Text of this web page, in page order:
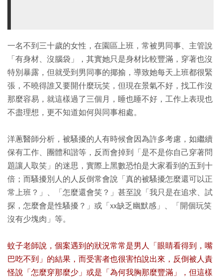
一名不到三十歲的女性，在園區上班，常被男同事、主管說
「有身材、沒腦袋」，其實她只是身材比較豐滿，穿著也沒
特別暴露，但就受到男同事的揶揄，導致她每天上班都很緊
張，不曉得誰又要開什麼玩笑，但現在景氣不好，找工作沒
那麼容易，就這樣過了三個月，睡也睡不好，工作上表現也
不盡理想，更不知道如何與同事相處。
洋蔥醫師分析，被騷擾的人有時候會因為許多考慮，如繼續
保有工作、團體和諧等，反而會掉到「是不是你自己穿著問
題讓人取笑」的迷思，實際上黑數恐怕是大家看到的五到十
倍；而騷擾別人的人反倒常會說「真的被騷擾怎麼還可以正
常上班？」、「怎麼還會笑？」甚至說「我只是在追求、試
探，怎麼會是性騷擾？」或「xx缺乏幽默感」、「開個玩笑
沒有少塊肉」等。
蚊子老師說，個案遇到的狀況常常是男人「眼睛看得到，嘴
巴吃不到」的結果，而受害者也很害怕說出來，反倒被人責
怪說「怎麼穿那麼少」或是「為何我胸那麼豐滿」，但這樣